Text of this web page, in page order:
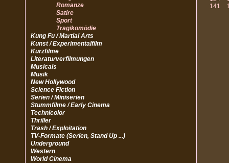
Romanze
Satire
Sport
Tragikomödie
Kung Fu / Martial Arts
Kunst / Experimentalfilm
Kurzfilme
Literaturverfilmungen
Musicals
Musik
New Hollywood
Science Fiction
Serien / Miniserien
Stummfilme / Early Cinema
Technicolor
Thriller
Trash / Exploitation
TV-Formate (Serien, Stand Up ...)
Underground
Western
World Cinema
141